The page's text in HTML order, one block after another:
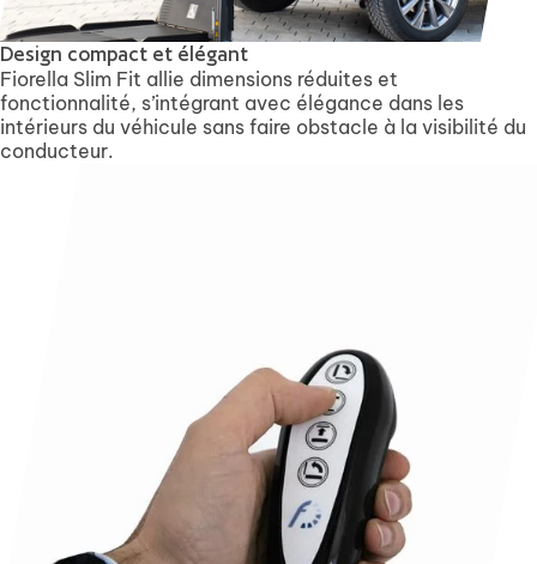
Design compact et élégant
Fiorella Slim Fit allie dimensions réduites et
fonctionnalité, s’intégrant avec élégance dans les
intérieurs du véhicule sans faire obstacle à la visibilité du
conducteur.